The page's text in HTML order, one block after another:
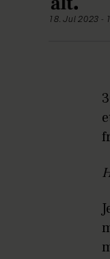
18. Jul 2023 -